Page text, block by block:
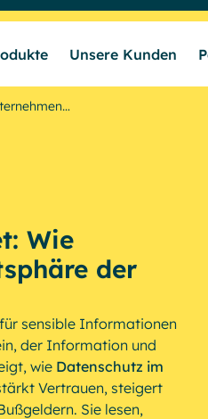
Unsere Kunden
Partner
Wie
der
sensible Informationen
der Information und
wie Datenschutz im
Vertrauen, steigert
Sie lesen,